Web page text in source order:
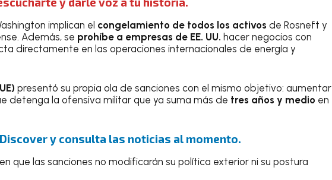
implican el congelamiento de todos los activos de Rosneft y
Además, se prohíbe a empresas de EE. UU. hacer negocios con
directamente en las operaciones internacionales de energía y
presentó su propia ola de sanciones con el mismo objetivo: aumentar
detenga la ofensiva militar que ya suma más de tres años y medio en
Discover y consulta las noticias al momento.
que las sanciones no modificarán su política exterior ni su postura